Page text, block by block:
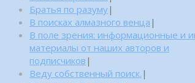
Братья по разуму|
В поисках алмазного венца |
В поле зрения: информационные и
материалы от наших авторов и
подписчиков |
Веду собственный поиск. |